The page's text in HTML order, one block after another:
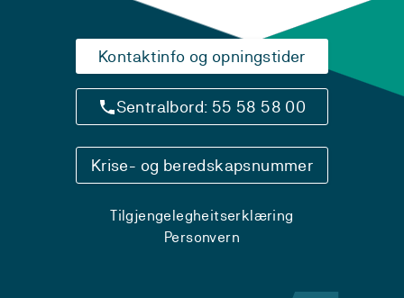
Kontaktinfo og opningstider
Sentralbord: 55 58 58 00
Krise- og beredskapsnummer
Tilgjengelegheitserklæring
Personvern